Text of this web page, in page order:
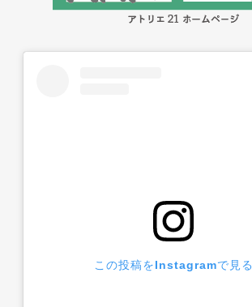
この投稿をInstagramで見る